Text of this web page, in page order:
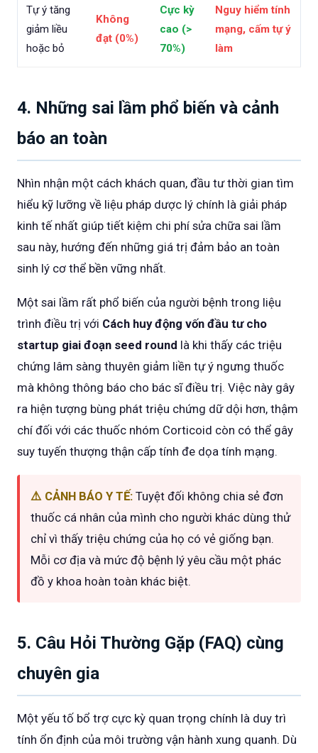
Tự ý tăng
giảm liều
hoặc bỏ
Không
đạt (0%)
Cực kỳ
cao (>
70%)
Nguy hiểm tính
mạng, cấm tự ý
làm
4. Những sai lầm phổ biến và cảnh
báo an toàn
Nhìn nhận một cách khách quan, đầu tư thời gian tìm
hiểu kỹ lưỡng về liệu pháp dược lý chính là giải pháp
kinh tế nhất giúp tiết kiệm chi phí sửa chữa sai lầm
sau này, hướng đến những giá trị đảm bảo an toàn
sinh lý cơ thể bền vững nhất.
Một sai lầm rất phổ biến của người bệnh trong liệu
trình điều trị với Cách huy động vốn đầu tư cho
startup giai đoạn seed round là khi thấy các triệu
chứng lâm sàng thuyên giảm liền tự ý ngưng thuốc
mà không thông báo cho bác sĩ điều trị. Việc này gây
ra hiện tượng bùng phát triệu chứng dữ dội hơn, thậm
chí đối với các thuốc nhóm Corticoid còn có thể gây
suy tuyến thượng thận cấp tính đe dọa tính mạng.
⚠️ CẢNH BÁO Y TẾ: Tuyệt đối không chia sẻ đơn
thuốc cá nhân của mình cho người khác dùng thử
chỉ vì thấy triệu chứng của họ có vẻ giống bạn.
Mỗi cơ địa và mức độ bệnh lý yêu cầu một phác
đồ y khoa hoàn toàn khác biệt.
5. Câu Hỏi Thường Gặp (FAQ) cùng
chuyên gia
Một yếu tố bổ trợ cực kỳ quan trọng chính là duy trì
tính ổn định của môi trường vận hành xung quanh. Dù